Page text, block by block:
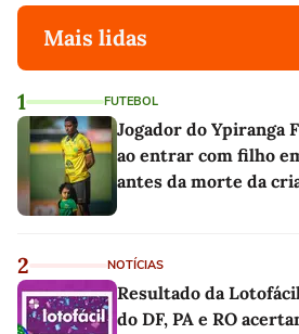
Mais lidas
1 FUTEBOL
Jogador do Ypiranga
ao entrar com filho
antes da morte da
2 NOTÍCIAS
Resultado da
do DF, PA e RO